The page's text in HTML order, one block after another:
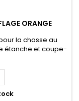
ORANGE
la chasse au
étanche et coupe-